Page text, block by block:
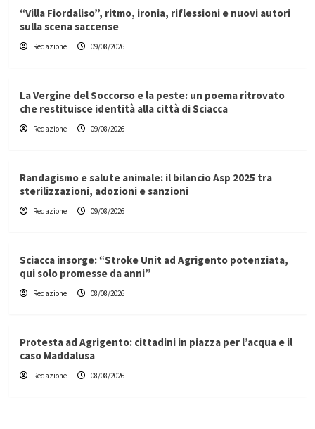
“Villa Fiordaliso”, ritmo, ironia, riflessioni e nuovi autori
sulla scena saccense
Redazione 09/08/2026
La Vergine del Soccorso e la peste: un poema ritrovato
che restituisce identità alla città di Sciacca
Redazione 09/08/2026
Randagismo e salute animale: il bilancio Asp 2025 tra
sterilizzazioni, adozioni e sanzioni
Redazione 09/08/2026
Sciacca insorge: “Stroke Unit ad Agrigento potenziata,
qui solo promesse da anni”
Redazione 08/08/2026
Protesta ad Agrigento: cittadini in piazza per l’acqua e il
caso Maddalusa
Redazione 08/08/2026